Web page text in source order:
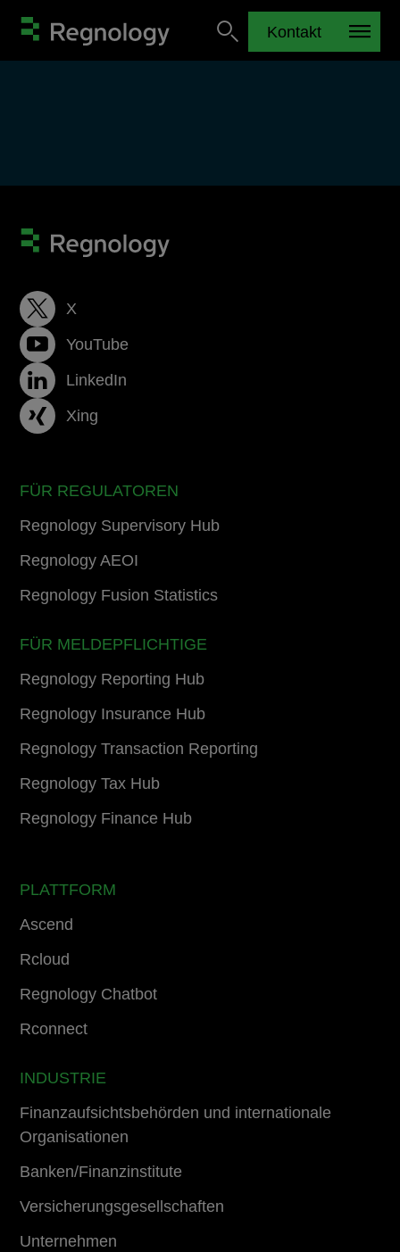
Kontakt
X
YouTube
LinkedIn
Xing
FÜR REGULATOREN
Regnology Supervisory Hub
Regnology AEOI
Regnology Fusion Statistics
FÜR MELDEPFLICHTIGE
Regnology Reporting Hub
Regnology Insurance Hub
Regnology Transaction Reporting
Regnology Tax Hub
Regnology Finance Hub
PLATTFORM
Ascend
Rcloud
Regnology Chatbot
Rconnect
INDUSTRIE
Finanzaufsichtsbehörden und internationale
Organisationen
Banken/Finanzinstitute
Versicherungsgesellschaften
Unternehmen